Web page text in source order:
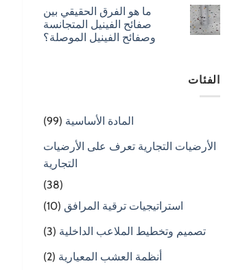
ما هو الفرق الحقيقي بين
صفائح الفينيل المتجانسة
وصفائح الفينيل الموصلة؟
الفئات
المادة الأساسية (99)
الأرضيات التجارية تعرف على الأرضيات
التجارية
(38)
استراتيجيات ترقية المرافق (10)
تصميم وتخطيط الملاعب الداخلية (3)
أنظمة العشب المعيارية (2)